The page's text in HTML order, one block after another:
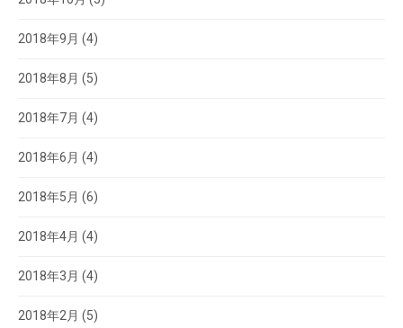
2018年9月 (4)
2018年8月 (5)
2018年7月 (4)
2018年6月 (4)
2018年5月 (6)
2018年4月 (4)
2018年3月 (4)
2018年2月 (5)